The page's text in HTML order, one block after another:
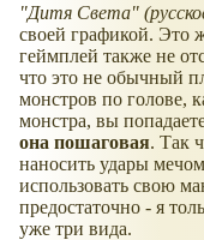
"Дитя Света"
своей графикой. Это
геймплей также не
что это не обычный
монстров по голове,
монстра, вы
она пошаговая. Так
наносить удары
использовать свою
предостаточно - я
уже три вида.